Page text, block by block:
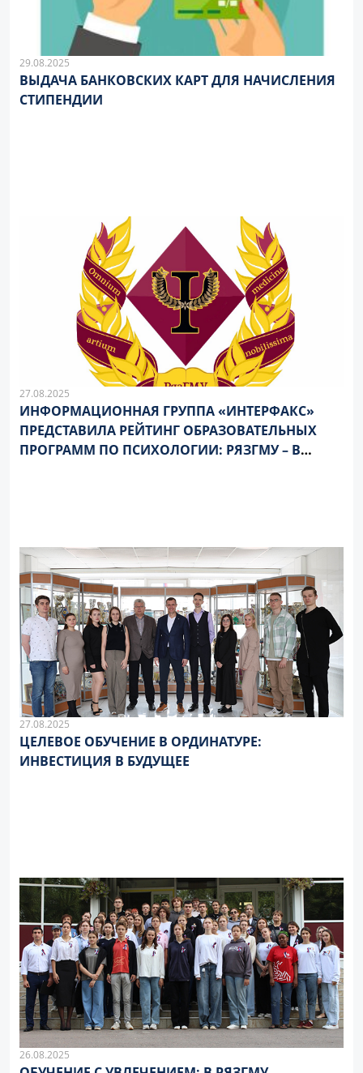
29.08.2025
ВЫДАЧА БАНКОВСКИХ КАРТ ДЛЯ НАЧИСЛЕНИЯ
СТИПЕНДИИ
27.08.2025
ИНФОРМАЦИОННАЯ ГРУППА «ИНТЕРФАКС»
ПРЕДСТАВИЛА РЕЙТИНГ ОБРАЗОВАТЕЛЬНЫХ
ПРОГРАММ ПО ПСИХОЛОГИИ: РЯЗГМУ – В
27.08.2025
ЦЕЛЕВОЕ ОБУЧЕНИЕ В ОРДИНАТУРЕ:
ИНВЕСТИЦИЯ В БУДУЩЕЕ
26.08.2025